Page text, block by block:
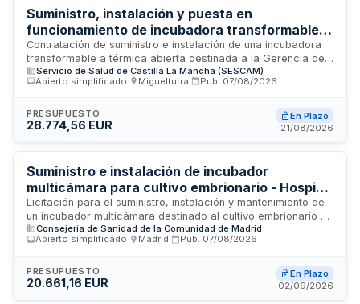
Suministro, instalación y puesta en
funcionamiento de incubadora transformable a
térmica abierta para la Gerencia de Atención
Integrada de Ciudad Real
Contratación de suministro e instalación de una incubadora
transformable a térmica abierta destinada a la Gerencia de
Atención Integrada de Ciudad Real. El contrato incluye
distribución, montaje, instalación y puesta en marcha del
medios materiales necesarios por parte del adjudicatario. El
equipamiento debe cumplir la normativa de productos
Servicio de Salud de Castilla La Mancha (SESCAM)
Abierto simplificado
Miguelturra Pub. 07/08/2026
PRESUPUESTO
28.774,56 EUR
En Plazo
21/08/2026
Suministro e instalación de incubador
multicámara para cultivo embrionario - Hospital
Universitario Príncipe de Asturias
Licitación para el suministro, instalación y mantenimiento de
un incubador multicámara destinado al cultivo embrionario en
el Servicio de Ginecología del Hospital Universitario Príncipe
de Asturias. El equipo debe contar con al menos seis puestos
integrado, alarmas de temperatura y gases, certificación
MDR, y peso inferior a ochenta kilogramos. La empresa
Consejería de Sanidad de la Comunidad de Madrid
Abierto simplificado
Madrid Pub. 07/08/2026
PRESUPUESTO
20.661,16 EUR
En Plazo
02/09/2026